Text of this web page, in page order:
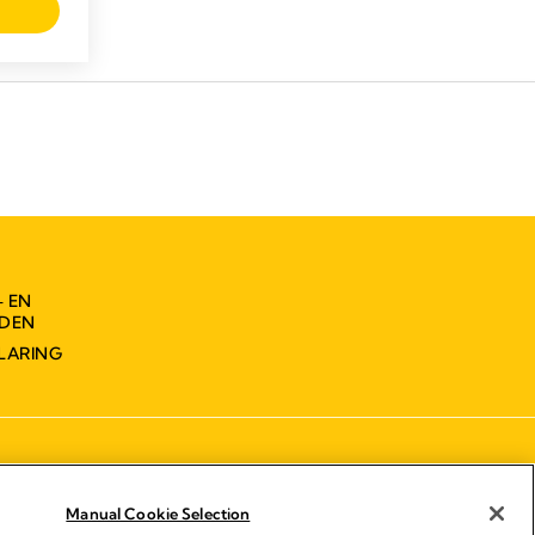
EN
Manual Cookie Selection